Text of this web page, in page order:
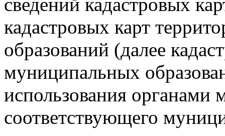
кадастровых карт
образований (далее
муниципальных
использования органами
соответствующего